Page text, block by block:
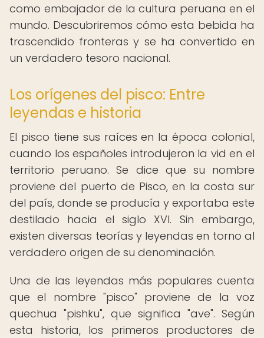
como embajador de la cultura peruana en el
mundo. Descubriremos cómo esta bebida ha
trascendido fronteras y se ha convertido en
un verdadero tesoro nacional.
Los orígenes del pisco: Entre
leyendas e historia
El pisco tiene sus raíces en la época colonial,
cuando los españoles introdujeron la vid en el
territorio peruano. Se dice que su nombre
proviene del puerto de Pisco, en la costa sur
del país, donde se producía y exportaba este
destilado hacia el siglo XVI. Sin embargo,
existen diversas teorías y leyendas en torno al
verdadero origen de su denominación.
Una de las leyendas más populares cuenta
que el nombre "pisco" proviene de la voz
quechua "pishku", que significa "ave". Según
esta historia, los primeros productores de